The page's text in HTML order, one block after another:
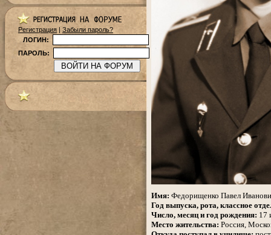
Регистрация | Забыли пароль?
ЛОГИН:
ПАРОЛЬ:
Имя: Федорищенко Павел
Год выпуска, рота, классное
Число, месяц и год рождения: 17
Место жительства: Россия,